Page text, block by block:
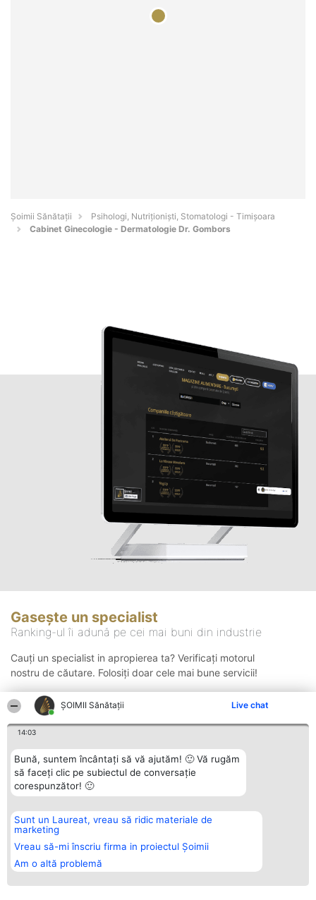
ŞOIMII Sănătații Live chat
14:03
Bună, suntem încântați să vă ajutăm! 🙂 Vă rugăm
să faceți clic pe subiectul de conversație
corespunzător! 🙂
Sunt un Laureat, vreau să ridic materiale de
marketing
Vreau să-mi înscriu firma in proiectul Șoimii
Am o altă problemă
Şoimii Sănătații
Psihologi, Nutriționiști, Stomatologi - Timişoara
Cabinet Ginecologie - Dermatologie Dr. Gombors
Gasește un specialist
Ranking-ul îi adună pe cei mai buni din industrie
Cauți un specialist in apropierea ta? Verificați motorul
nostru de căutare. Folosiți doar cele mai bune servicii!
Organizator Ranking
BRIGHT SOLUTIONS BR SRL
Aleea Timisul De Sus 2 Bl. A30
Sc. A Et. 4 Ap. 13 Cod 061952
București
CUI 36737675
Plebiscyt
Lista Tuturor
Laureaților
Statut
Contact